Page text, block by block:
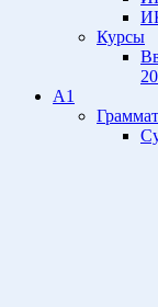
Курсы
A1